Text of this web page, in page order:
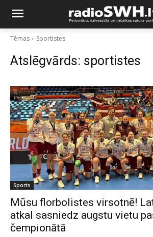
Tēmas Sportistes
Atslēgvārds: sportistes
Sports
Mūsu florbolistes virsotnē!
atkal sasniedz augstu vietu
čempionātā